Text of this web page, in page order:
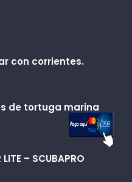
con corrientes.
de tortuga marina
– SCUBAPRO